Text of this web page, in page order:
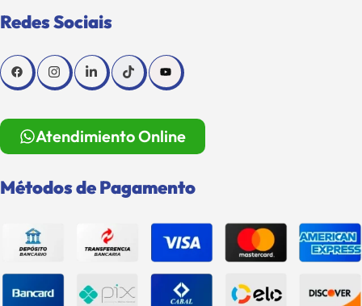
Redes Sociais
Atendimiento Online
Métodos de Pagamento